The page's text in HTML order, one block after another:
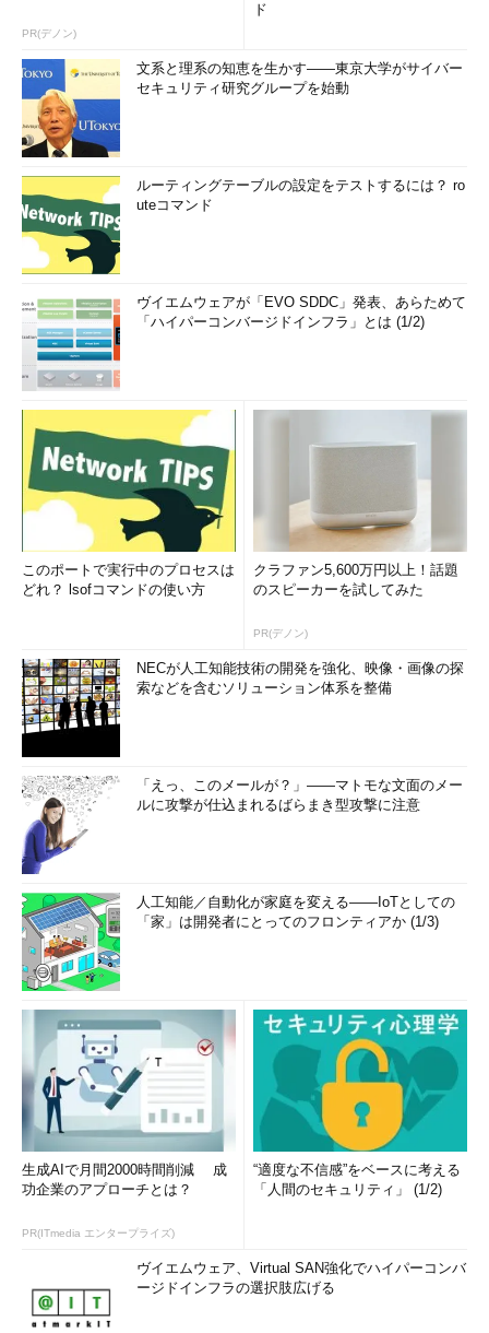
PR(デノン)
ド
文系と理系の知恵を生かす――東京大学がサイバー
セキュリティ研究グループを始動
ルーティングテーブルの設定をテストするには？ ro
uteコマンド
ヴイエムウェアが「EVO SDDC」発表、あらためて
「ハイパーコンバージドインフラ」とは (1/2)
このポートで実行中のプロセスは
どれ？ lsofコマンドの使い方
クラファン5,600万円以上！話題
のスピーカーを試してみた
PR(デノン)
NECが人工知能技術の開発を強化、映像・画像の探
索などを含むソリューション体系を整備
「えっ、このメールが？」――マトモな文面のメー
ルに攻撃が仕込まれるばらまき型攻撃に注意
人工知能／自動化が家庭を変える――IoTとしての
「家」は開発者にとってのフロンティアか (1/3)
生成AIで月間2000時間削減 成
功企業のアプローチとは？
PR(ITmedia エンタープライズ)
“適度な不信感”をベースに考える
「人間のセキュリティ」 (1/2)
ヴイエムウェア、Virtual SAN強化でハイパーコンバ
ージドインフラの選択肢広げる